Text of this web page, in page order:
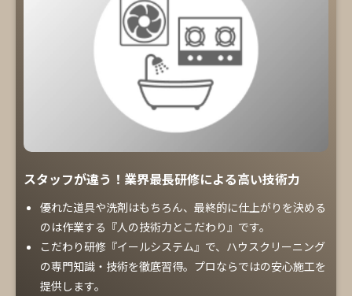
スタッフが違う！業界最長研修による高い技術力
優れた道具や洗剤はもちろん、最終的に仕上がりを決める
のは作業する『人の技術力とこだわり』です。
こだわり研修『イールシステム』で、ハウスクリーニング
の専門知識・技術を徹底習得。プロならではの安心施工を
提供します。